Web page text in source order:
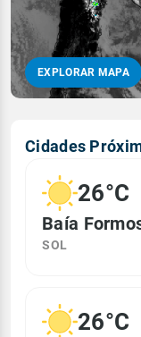
EXPLORAR MAPA
Cidades
26°C
Baía
SOL
26°C